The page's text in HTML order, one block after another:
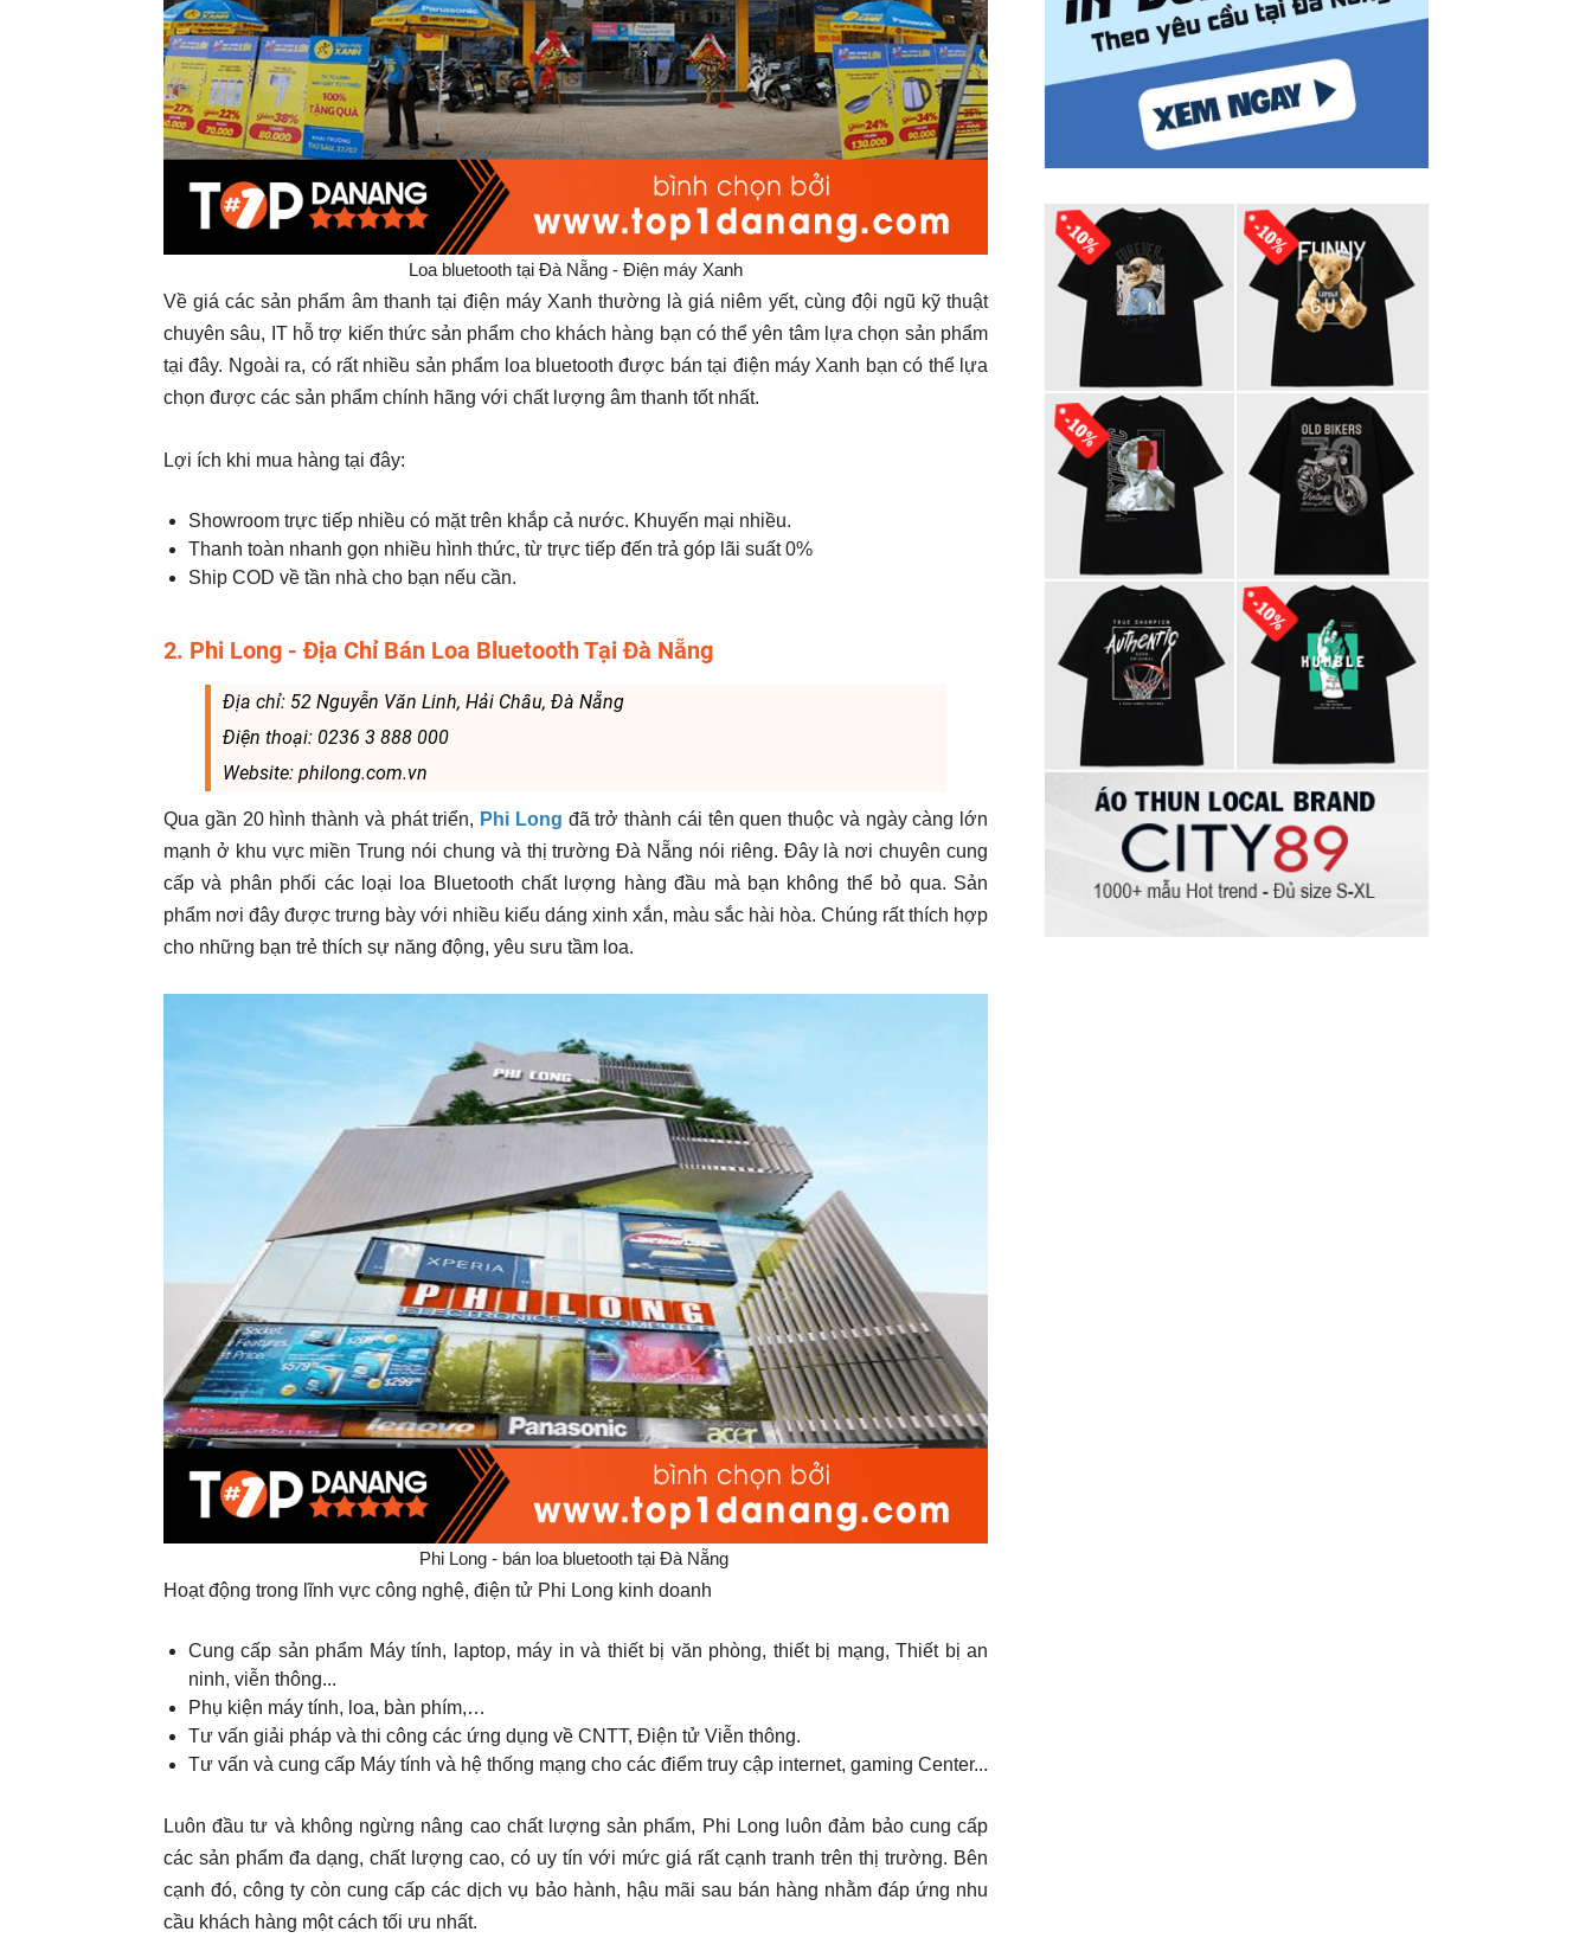
Loa bluetooth tại Đà Nẵng - Điện máy Xanh
Về giá các sản phẩm âm thanh tại điện máy Xanh thường là giá niêm yết, cùng đội ngũ kỹ thuật
chuyên sâu, IT hỗ trợ kiến thức sản phẩm cho khách hàng bạn có thể yên tâm lựa chọn sản phẩm
tại đây. Ngoài ra, có rất nhiều sản phẩm loa bluetooth được bán tại điện máy Xanh bạn có thể lựa
chọn được các sản phẩm chính hãng với chất lượng âm thanh tốt nhất.
Lợi ích khi mua hàng tại đây:
Showroom trực tiếp nhiều có mặt trên khắp cả nước. Khuyến mại nhiều.
Thanh toàn nhanh gọn nhiều hình thức, từ trực tiếp đến trả góp lãi suất 0%
Ship COD về tần nhà cho bạn nếu cần.
2. Phi Long - Địa Chỉ Bán Loa Bluetooth Tại Đà Nẵng
Địa chỉ: 52 Nguyễn Văn Linh, Hải Châu, Đà Nẵng
Điện thoại: 0236 3 888 000
Website: philong.com.vn
Qua gần 20 hình thành và phát triển, Phi Long đã trở thành cái tên quen thuộc và ngày càng lớn
mạnh ở khu vực miền Trung nói chung và thị trường Đà Nẵng nói riêng. Đây là nơichuyên cung
cấp và phân phối các loại loa Bluetooth chất lượng hàng đầu mà bạn không thể bỏ qua. Sản
phẩm nơi đây được trưng bày với nhiều kiểu dáng xinh xắn, màu sắc hài hòa. Chúng rất thích hợp
cho những bạn trẻ thích sự năng động, yêu sưu tầm loa.
Phi Long - bán loa bluetooth tại Đà Nẵng
Hoạt động trong lĩnh vực công nghệ, điện tử Phi Long kinh doanh
Cung cấp sản phẩm Máy tính, laptop, máy in và thiết bị văn phòng, thiết bị mạng, Thiết bị an
ninh, viễn thông...
Phụ kiện máy tính, loa, bàn phím,…
Tư vấn giải pháp và thi công các ứng dụng về CNTT, Điện tử Viễn thông.
Tư vấn và cung cấp Máy tính và hệ thống mạng cho các điểm truy cập internet, gaming Center...
Luôn đầu tư và không ngừng nâng cao chất lượng sản phẩm, Phi Long luôn đảm bảo cung cấp
các sản phẩm đa dạng, chất lượng cao, có uy tín với mức giá rất cạnh tranh trên thị trường. Bên
cạnh đó, công ty còn cung cấp các dịch vụ bảo hành, hậu mãi sau bán hàng nhằm đáp ứng nhu
cầu khách hàng một cách tối ưu nhất.